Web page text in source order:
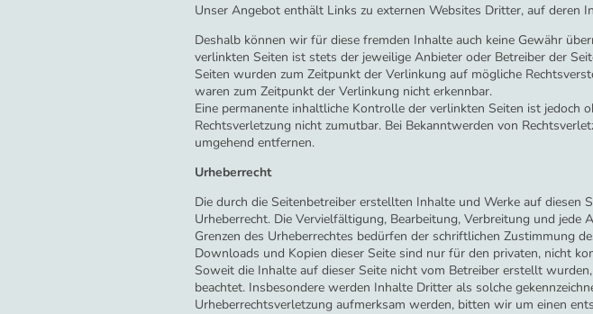
Unser Angebot enthält Links zu externen Websites Dritter, auf deren
Deshalb können wir für diese fremden Inhalte auch keine Gewähr
verlinkten Seiten ist stets der jeweilige Anbieter oder Betreiber der
Seiten wurden zum Zeitpunkt der Verlinkung auf mögliche
waren zum Zeitpunkt der Verlinkung nicht erkennbar.
Eine permanente inhaltliche Kontrolle der verlinkten Seiten ist jedoch
Rechtsverletzung nicht zumutbar. Bei Bekanntwerden von
umgehend entfernen.
Urheberrecht
Die durch die Seitenbetreiber erstellten Inhalte und Werke auf diesen
Urheberrecht. Die Vervielfältigung, Bearbeitung, Verbreitung und jede
Grenzen des Urheberrechtes bedürfen der schriftlichen Zustimmung
Downloads und Kopien dieser Seite sind nur für den privaten, nicht
Soweit die Inhalte auf dieser Seite nicht vom Betreiber erstellt
beachtet. Insbesondere werden Inhalte Dritter als solche
Urheberrechtsverletzung aufmerksam werden, bitten wir um einen